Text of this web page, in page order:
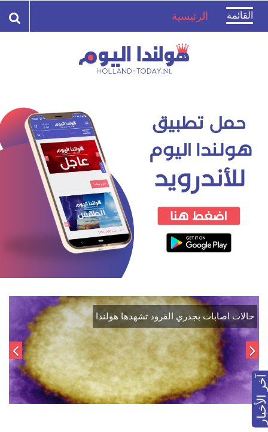
Toggle
navigation
القائمة الرئيسية
آخر الأخبار
كيف تحصل على رخصة القيادة في هولندا